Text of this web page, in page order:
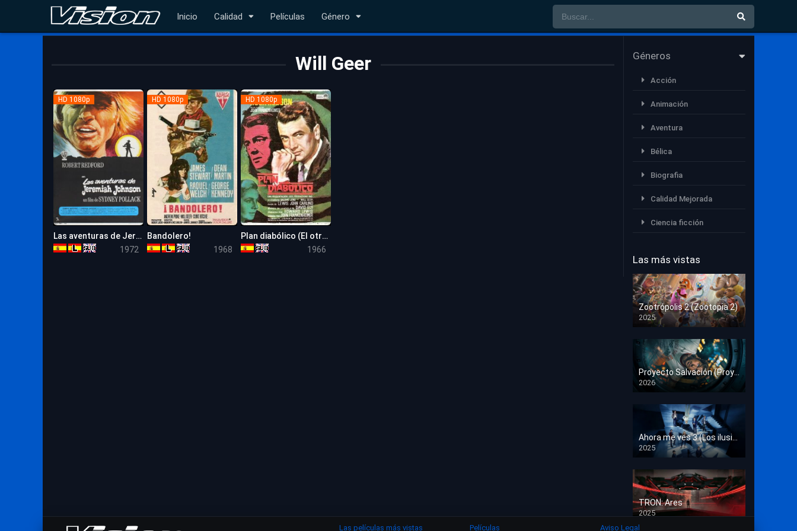
Inicio Calidad Películas Género
Will Geer
HD 1080p
Las aventuras de Jeremiah Johnson
1972
HD 1080p
Bandolero!
1968
HD 1080p
Plan diabólico (El otro Sr. Hamilton)
1966
Géneros
Acción
Animación
Aventura
Bélica
Biografia
Calidad Mejorada
Ciencia ficción
Deporte
Documental
Drama
Estrénos en Cine
Familia
Familiar
Fantasía
Guerra
Historia
Misterio
Las más vistas
Zootrópolis 2 (Zootopia 2)
2025
HD 1080p
2026
HD 1080p
2025
HD 1080p
TRON: Ares
2025
HD 1080p
Las películas más vistas Películas Aviso Legal